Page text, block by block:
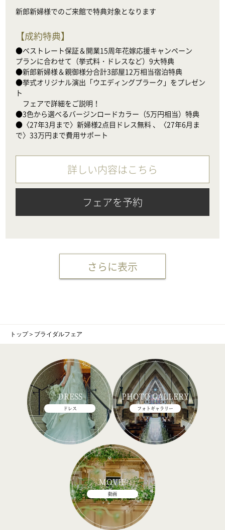
新郎新婦様でのご来館で特典対象となります
【成約特典】
●ベストレート保証＆開業15周年花嫁応援キャンペーン
プランに合わせて（挙式料・ドレスなど）9大特典
●新郎新婦様＆親御様分合計3部屋12万相当宿泊特典
●挙式オリジナル演出「ウエディングプラーク」をプレゼン
ト
フェアで詳細をご説明！
●3色から選べるバージンロードカラー（5万円相当）特典
●〈27年3月まで〉新婦様2点目ドレス無料 、〈27年6月ま
で〉33万円まで費用サポート
詳しい内容はこちら
フェアを予約
さらに表示
トップ＞ ブライダルフェア
DRESS
ドレス
PHOTO GALLERY
フォトギャラリー
MOVIE
動画